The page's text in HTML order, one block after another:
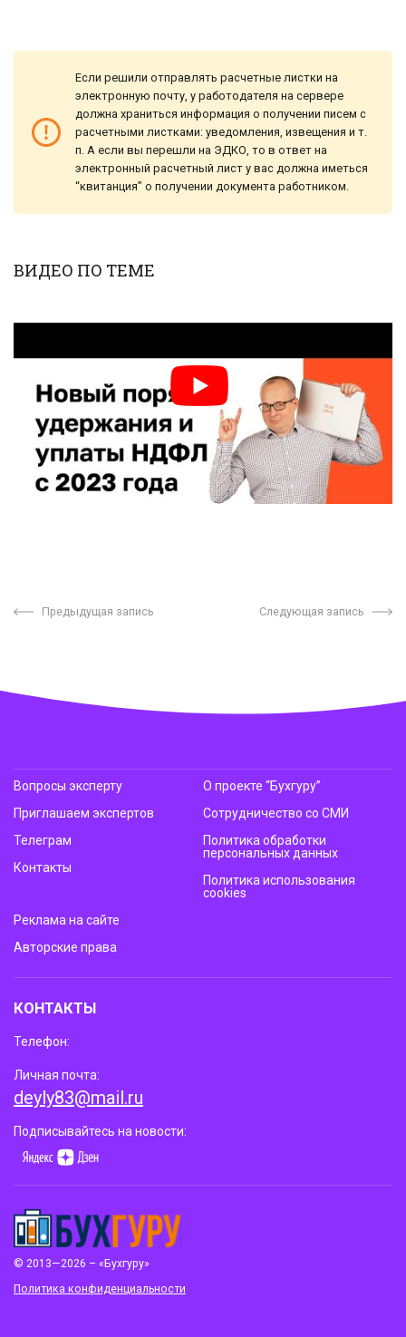
Если решили отправлять расчетные листки на
электронную почту, у работодателя на сервере
должна храниться информация о получении писем с
расчетными листками: уведомления, извещения и т.
п. А если вы перешли на ЭДКО, то в ответ на
электронный расчетный лист у вас должна иметься
“квитанция” о получении документа работником.
ВИДЕО ПО ТЕМЕ
Предыдущая запись Следующая запись
© 2013—2026 – «Бухгуру»
Политика конфиденциальности
Вопросы эксперту
Приглашаем экспертов
Телеграм
Контакты
О проекте “Бухгуру”
Сотрудничество со СМИ
Политика обработки
персональных данных
Политика использования
cookies
Реклама на сайте
Авторские права
КОНТАКТЫ
Телефон:
Личная почта:
deyly83@mail.ru
Подписывайтесь на новости: